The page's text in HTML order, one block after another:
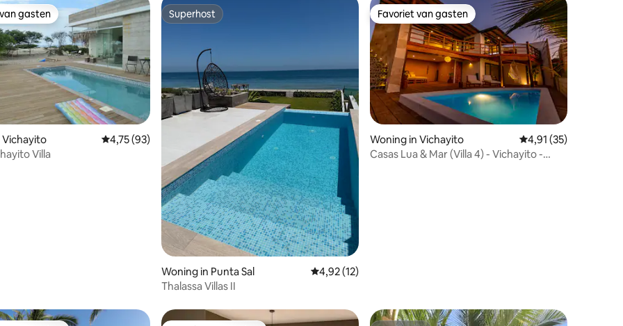
van 4,84 uit 5, 32 recensies
gasten
gasten
Vichayito Gemiddelde beoordeling van 4,75 uit 5, 93 recensies
4,75 (93)
Villa
Superhost
Superhost
Woning in Punta Sal Gemiddelde beoordeling van 4,92 uit 5, 12 recensies
4,92 (12)
Thalassa Villas II
Favoriet van gasten
Favoriet van gasten
Woning in Vichayito Gemiddelde
4,91 (35)
Casas Lua & Mar (Villa 4) - Vichayito -